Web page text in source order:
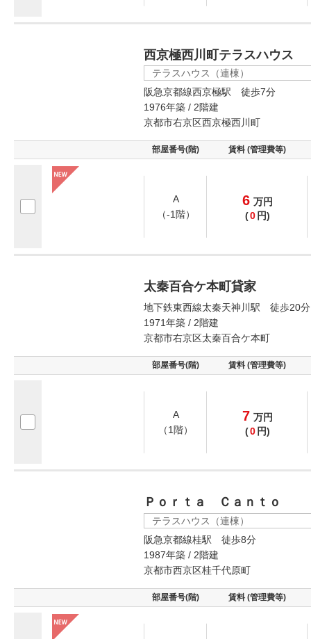
西京極西川町テラスハウス
テラスハウス（連棟）
阪急京都線西京極駅 徒歩7分
1976年築 / 2階建
京都市右京区西京極西川町
部屋番号(階) 賃料 (管理費等)
A
（-1階）
6 万円
(0 円)
太秦百合ケ本町貸家
地下鉄東西線太秦天神川駅 徒歩20分
1971年築 / 2階建
京都市右京区太秦百合ケ本町
部屋番号(階) 賃料 (管理費等)
A
（1階）
7 万円
(0 円)
Ｐｏｒｔａ Ｃａｎｔｏ
テラスハウス（連棟）
阪急京都線桂駅 徒歩8分
1987年築 / 2階建
京都市西京区桂千代原町
部屋番号(階) 賃料 (管理費等)